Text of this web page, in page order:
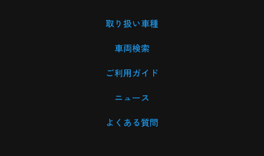
取り扱い車種
車両検索
ご利用ガイド
ニュース
よくある質問